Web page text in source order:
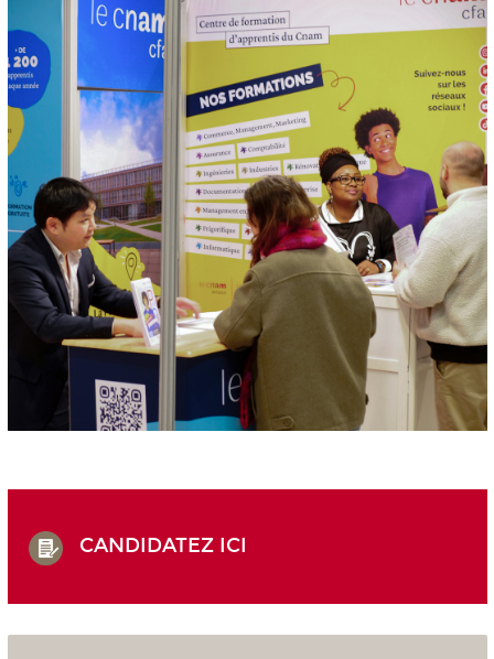
CANDIDATEZ ICI